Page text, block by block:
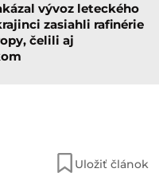
vývoz leteckého
zasiahli rafinérie
čelili aj
Uložiť článok